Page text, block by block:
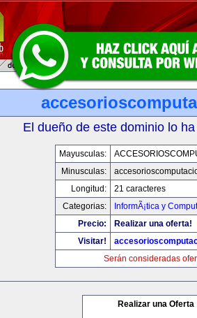
El dueño de este dominio lo
Mayusculas:
Minusculas:
Longitud:
21 caracteres
Categorias:
InformÃ¡tica y
Precio:
Realizar una oferta!
Visitar!
Serán consideradas
Realizar una Oferta